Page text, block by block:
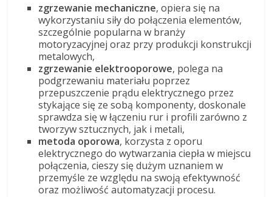
zgrzewanie mechaniczne, opiera się na
wykorzystaniu siły do połączenia elementów,
szczególnie popularna w branży
motoryzacyjnej oraz przy produkcji konstrukcji
metalowych,
zgrzewanie elektrooporowe, polega na
podgrzewaniu materiału poprzez
przepuszczenie prądu elektrycznego przez
stykające się ze sobą komponenty, doskonale
sprawdza się w łączeniu rur i profili zarówno z
tworzyw sztucznych, jak i metali,
metoda oporowa, korzysta z oporu
elektrycznego do wytwarzania ciepła w miejscu
połączenia, cieszy się dużym uznaniem w
przemyśle ze względu na swoją efektywność
oraz możliwość automatyzacji procesu.